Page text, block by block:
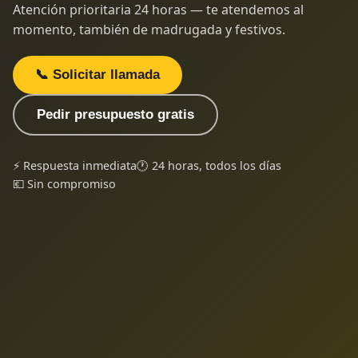
Atención prioritaria 24 horas — te atendemos al
momento, también de madrugada y festivos.
📞 Solicitar llamada
Pedir presupuesto gratis
⚡ Respuesta inmediata🕐 24 horas, todos los días
💶 Sin compromiso